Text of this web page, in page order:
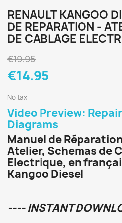
RENAULT KANGOO
DE REPARATION -
DE CABLAGE
€19.95
€14.95
No tax
Video Preview:
Diagrams
Manuel de
Atelier, Schemas de
Electrique, en
Kangoo Diesel
---- INSTANT